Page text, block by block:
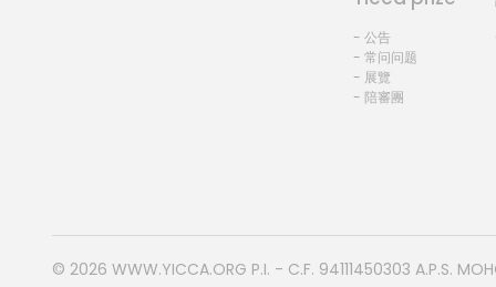
- 公告
- 常问问题
- 展覽
- 陪審團
© 2026 WWW.YICCA.ORG P.I. - C.F. 94111450303 A.P.S.